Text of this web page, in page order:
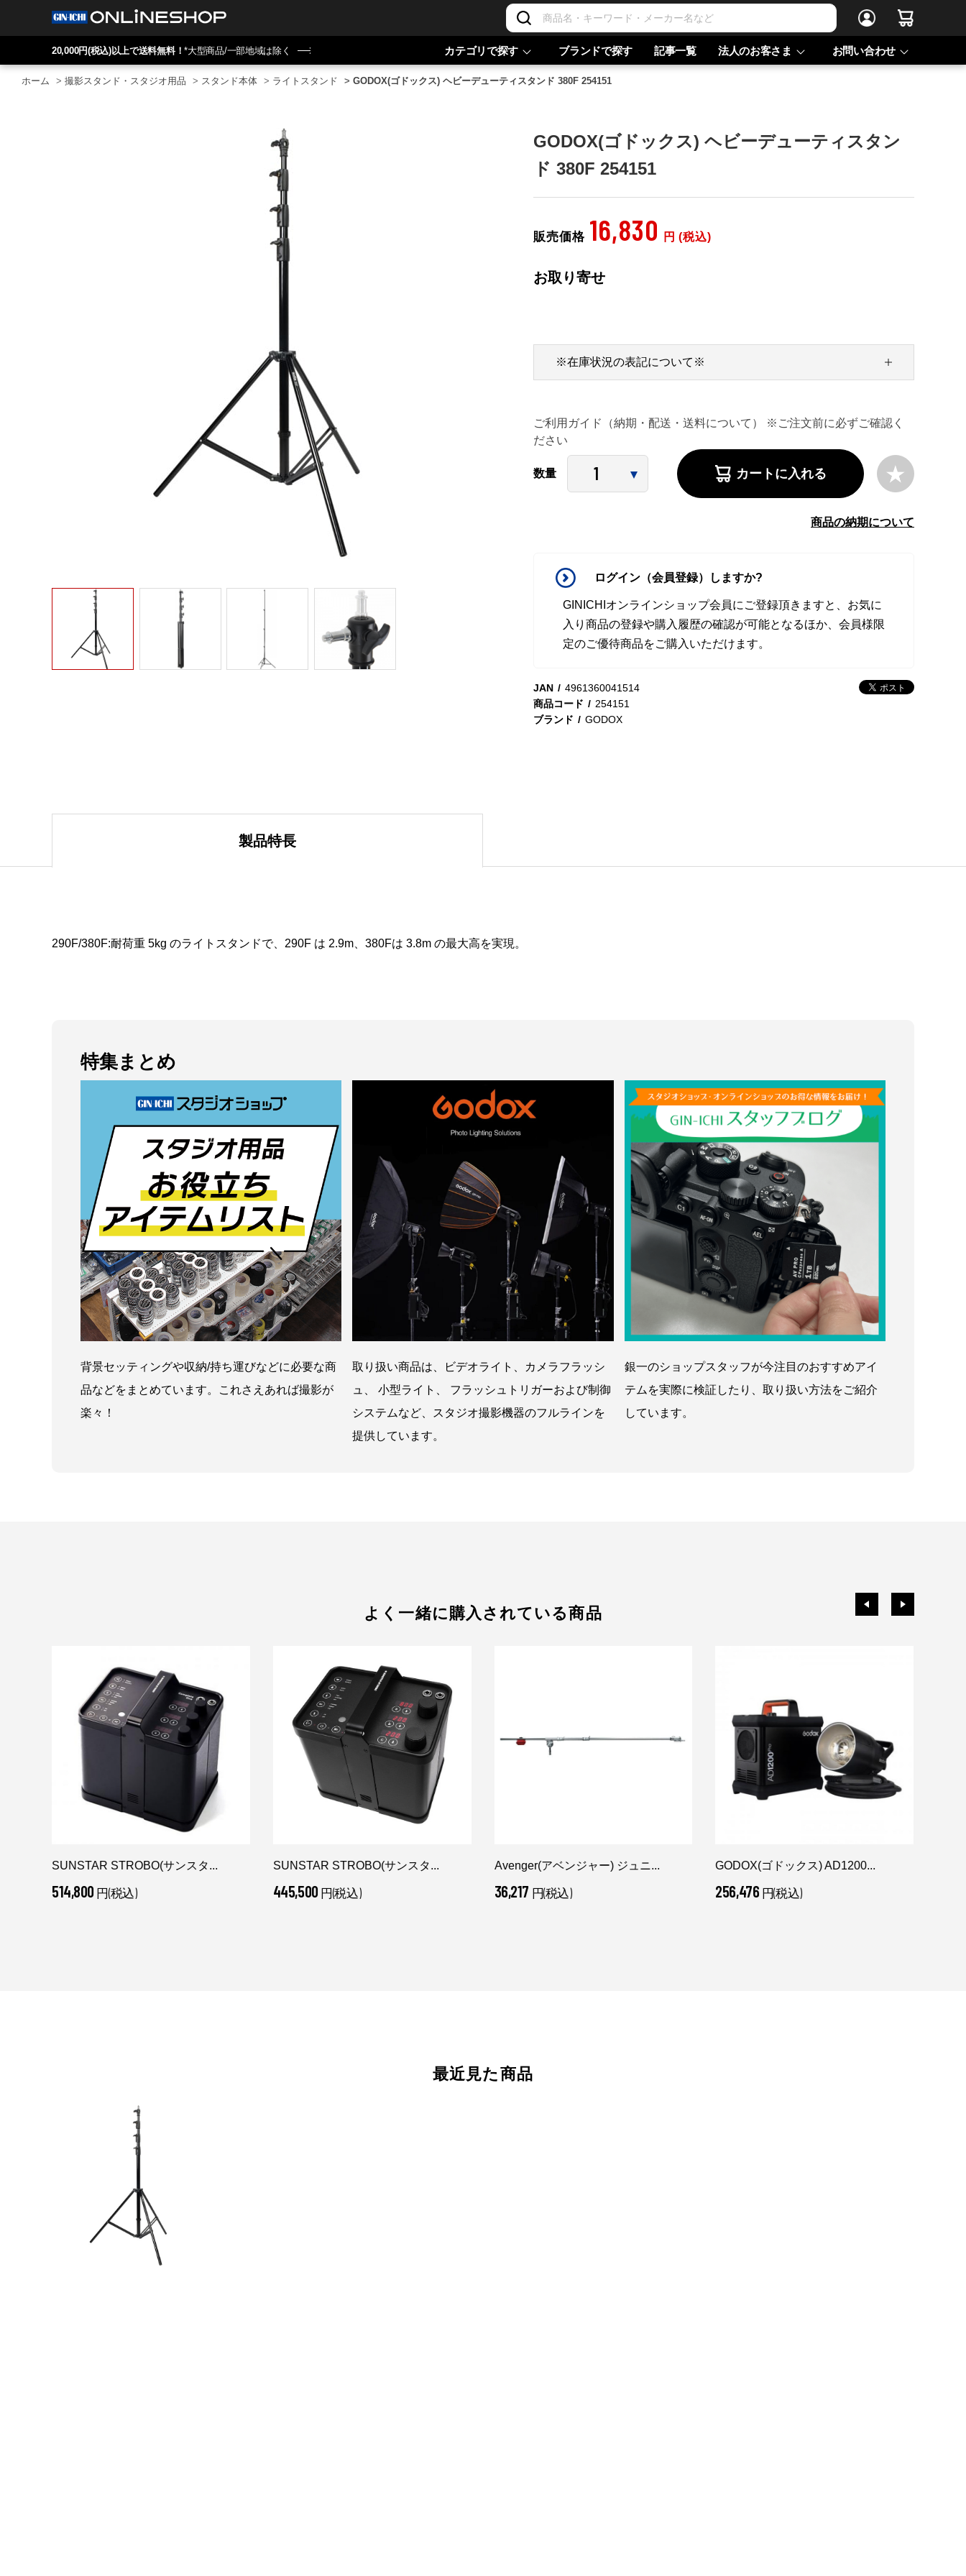
20,000円(税込)以上で送料無料！*大型商品/一部地域は除く カテゴリで探す ブランドで探す 記事一覧 法人のお客さま お問い合わせ
ホーム > 撮影スタンド・スタジオ用品 > スタンド本体 > ライトスタンド > GODOX(ゴドックス) ヘビーデューティスタンド 380F 254151
GODOX(ゴドックス) ヘビーデューティスタン
ド 380F 254151
販売価格 16,830 円 (税込)
お取り寄せ
ご利用ガイド（納期・配送・送料について） ※ご注文前に必ずご確認く
ださい
※在庫状況の表記について※
数量 カートに入れる
商品の納期について
ログイン（会員登録）しますか?
GINICHIオンラインショップ会員にご登録頂きますと、お気に
入り商品の登録や購入履歴の確認が可能となるほか、会員様限
定のご優待商品をご購入いただけます。
JAN
4961360041514
商品コード
254151
ブランド
GODOX
製品特長
290F/380F:耐荷重 5kg のライトスタンドで、290F は 2.9m、380Fは 3.8m の最大高を実現。
特集まとめ
背景セッティングや収納/持ち運びなどに必要な商
品などをまとめています。これさえあれば撮影が
楽々！
取り扱い商品は、ビデオライト、カメラフラッシ
ュ、 小型ライト、 フラッシュトリガーおよび制御
システムなど、スタジオ撮影機器のフルラインを
提供しています。
銀一のショップスタッフが今注目のおすすめアイ
テムを実際に検証したり、取り扱い方法をご紹介
しています。
よく一緒に購入されている商品
SUNSTAR STROBO(サンスタ...
514,800 円(税込)
SUNSTAR STROBO(サンスタ...
445,500 円(税込)
Avenger(アベンジャー) ジュニ...
36,217 円(税込)
GODOX(ゴドックス) AD1200...
256,476 円(税込)
最近見た商品